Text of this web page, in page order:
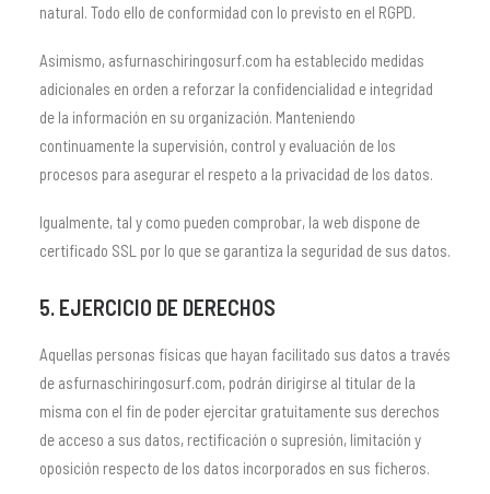
natural. Todo ello de conformidad con lo previsto en el RGPD.
Asimismo, asfurnaschiringosurf.com ha establecido medidas
adicionales en orden a reforzar la confidencialidad e integridad
de la información en su organización. Manteniendo
continuamente la supervisión, control y evaluación de los
procesos para asegurar el respeto a la privacidad de los datos.
Igualmente, tal y como pueden comprobar, la web dispone de
certificado SSL por lo que se garantiza la seguridad de sus datos.
5. EJERCICIO DE DERECHOS
Aquellas personas físicas que hayan facilitado sus datos a través
de asfurnaschiringosurf.com, podrán dirigirse al titular de la
misma con el fin de poder ejercitar gratuitamente sus derechos
de acceso a sus datos, rectificación o supresión, limitación y
oposición respecto de los datos incorporados en sus ficheros.